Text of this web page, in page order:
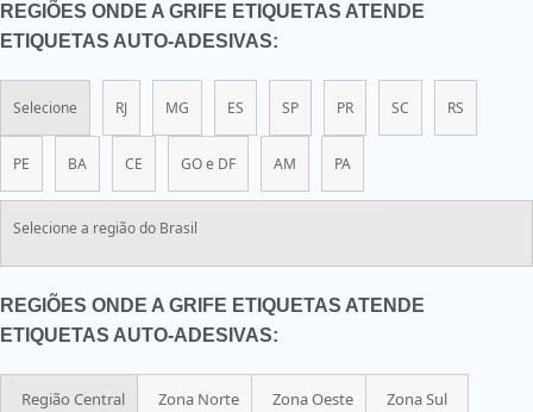
REGIÕES ONDE A GRIFE ETIQUETAS ATENDE
ETIQUETAS AUTO-ADESIVAS:
Selecione RJ MG ES SP PR SC RS
PE BA CE GO e DF AM PA
Selecione a região do Brasil
REGIÕES ONDE A GRIFE ETIQUETAS ATENDE
ETIQUETAS AUTO-ADESIVAS:
Região Central Zona Norte Zona Oeste Zona Sul